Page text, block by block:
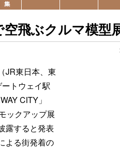
飛ぶクルマ模型
JR東日本、東
トウェイ駅
CITY」
ックアップ展
露すると発表
よる街発着の